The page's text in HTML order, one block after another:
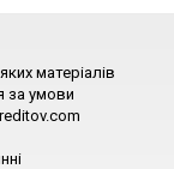
матеріалів
за умови